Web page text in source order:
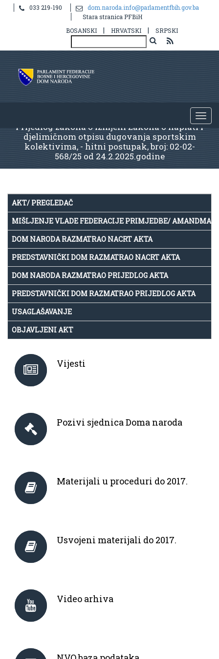
033 219-190
dom.naroda.info@parlamentfbih.gov.ba
Stara stranica PFBiH
BOSANSKI
| HRVATSKI | SRPSKI
Prijedlog zakona o izmjeni Zakona o naplati i
djelimičnom otpisu dugovanja sportskim
kolektivima, - hitni postupak, broj: 02-02-
568/25 od 24.2.2025.godine
AKT/ PREGLEDAČ
MIŠLJENJE VLADE FEDERACIJE PRIMJEDBE/
DOM NARODA RAZMATRAO NACRT AKTA
PREDSTAVNIČKI DOM RAZMATRAO NACRT AKTA
DOM NARODA RAZMATRAO PRIJEDLOG AKTA
PREDSTAVNIČKI DOM RAZMATRAO PRIJEDLOG AKTA
USAGLAŠAVANJE
OBJAVLJENI AKT
Vijesti
Pozivi sjednica Doma naroda
Materijali u proceduri do 2017.
Usvojeni materijali do 2017.
Video arhiva